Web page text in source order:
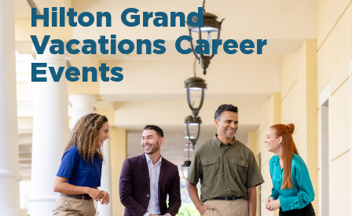
Hilton Grand
Vacations Career
Events